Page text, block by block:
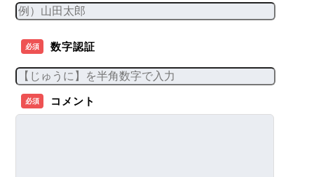
必須 数字認証
必須 コメント